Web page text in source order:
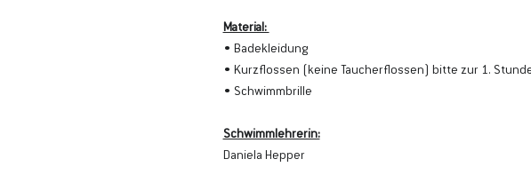
Material:
• Badekleidung
• Kurzflossen (keine Taucherflossen) bitte zur 1.
• Schwimmbrille
Schwimmlehrerin:
Daniela Hepper